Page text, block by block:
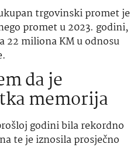
trgovinski promet je
promet u 2023. godini,
22 miliona KM u odnosu
da je
memorija
godini bila rekordno
te je iznosila prosječno